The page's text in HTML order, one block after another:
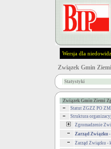
Wersja dla
Związek Gmin
Statystyki
Związek Gmin Ziemi
Statut ZGZZ PO
Struktura
Zgromadzenie
Zarząd Związku -
Zarząd Związku -